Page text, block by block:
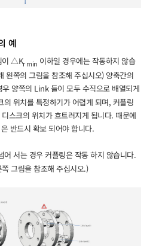
예
이 △Kr min 이하일 경우에는 작동하지 않습
왼쪽의 그림을 참조해 주십시오) 양축간의
우 양쪽의 Link 들이 모두 수직으로 배열되게
의 위치를 특정하기가 어렵게 되며, 커플링
스크의 위치가 흐트러지게 됩니다. 때문에
은 반드시 확보 되어야 합니다.
어 서는 경우 커플링은 작동 하지 않습니다.
그림을 참조해 주십시오.)